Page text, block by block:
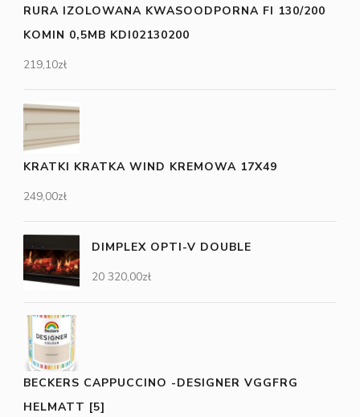
RURA IZOLOWANA KWASOODPORNA FI 130/200
KOMIN 0,5MB KDI02130200
219,10zł
KRATKI KRATKA WIND KREMOWA 17X49
249,00zł
DIMPLEX OPTI-V DOUBLE
20 320,00zł
BECKERS CAPPUCCINO -DESIGNER VGGFRG
HELMATT [5]